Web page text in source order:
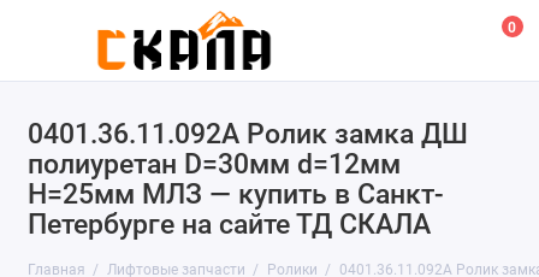
0
0401.36.11.092А Ролик замка ДШ
полиуретан D=30мм d=12мм
H=25мм МЛЗ — купить в Санкт-
Петербурге на сайте ТД СКАЛА
Главная Лифтовые запчасти Ролики 0401.36.11.092А Ролик